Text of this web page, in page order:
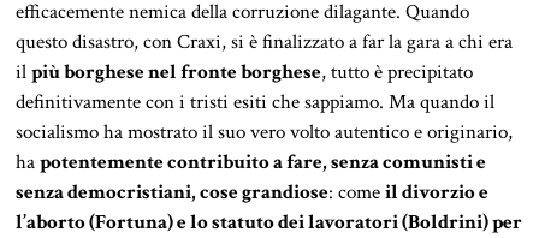
efficacemente nemica della corruzione dilagante. Quando
questo disastro, con Craxi, si è finalizzato a far la gara a chi era
ilpiù borghese nel fronte borghese, tutto è precipitato
definitivamente con i tristi esiti che sappiamo. Ma quando il
socialismo ha mostrato il suo vero volto autentico e originario,
hapotentemente contribuito a fare, senza comunisti e
senza democristiani, cose grandiose: comeil divorzio e
l’aborto (Fortuna) e lo statuto dei lavoratori (Boldrini) per